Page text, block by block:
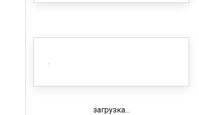
загрузка...